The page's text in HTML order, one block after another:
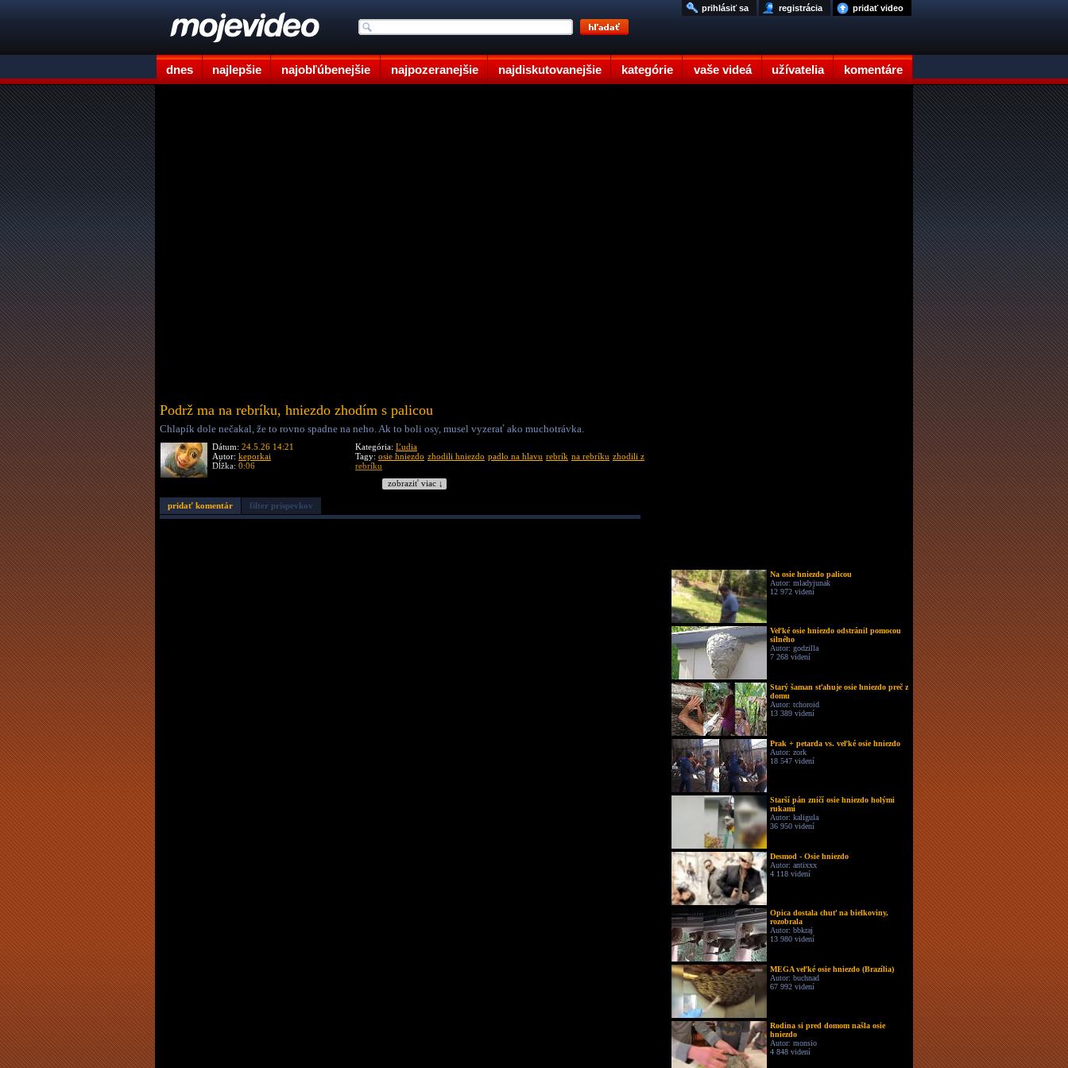
dnes najlepšie najobľúbenejšie najpozeranejšie najdiskutovanejšie kategórie vaše videá užívatelia komentáre
pridať video
registrácia
prihlásiť sa
Podrž ma na rebríku, hniezdo zhodím s palicou
Chlapík dole nečakal, že to rovno spadne na neho. Ak to boli osy, musel vyzerať ako muchotrávka.
Dátum: 24.5.26 14:21
Autor: keporkai
Dĺžka: 0:06
Kategória: Ľudia
Tagy: osie hniezdo zhodili hniezdo padlo na hlavu rebrík na rebríku zhodili z
rebríku
zobraziť viac ↓
pridať komentár filter príspevkov
Na osie hniezdo palicou
Autor: mladyjunak
12 972 videní
Veľké osie hniezdo odstránil pomocou
silného
Autor: godzilla
7 268 videní
Starý šaman sťahuje osie hniezdo preč z
domu
Autor: tchoroid
13 389 videní
Prak + petarda vs. veľké osie hniezdo
Autor: zork
18 547 videní
Starší pán zničí osie hniezdo holými
rukami
Autor: kaligula
36 950 videní
Desmod - Osie hniezdo
Autor: antixxx
4 118 videní
Opica dostala chuť na bielkoviny,
rozobrala
Autor: bbkraj
13 980 videní
MEGA veľké osie hniezdo (Brazília)
Autor: buchnad
67 992 videní
Rodina si pred domom našla osie
hniezdo
Autor: monsio
4 848 videní